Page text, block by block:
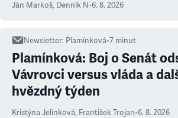
Ján Markoš, Denník N•6. 8. 2026
Newsletter: Plamínková•7 minut
Plamínková: Boj o Senát
Vávrovci versus vláda a
hvězdný týden
Kristýna Jelínková, František Trojan•6. 8. 2026